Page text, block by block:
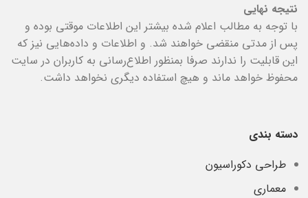
نتیجه نهایی
با توجه به مطالب اعلام شده بیشتر این اطلاعات موقتی بوده و
پس از مدتی منقضی خواهند شد. و اطلاعات و داده‌هایی نیز که
این قابلیت را ندارند صرفا بمنظور اطلاع‌رسانی به کاربران در سایت
محفوظ خواهد ماند و هیچ استفاده دیگری نخواهد داشت.
دسته بندی
طراحی دکوراسیون
معماری